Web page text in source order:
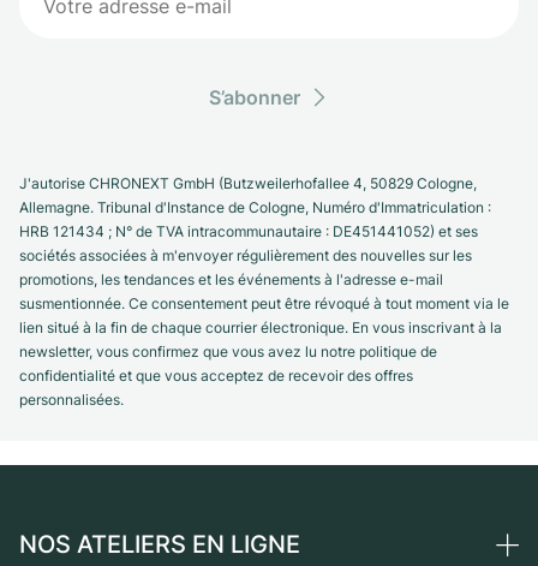
S’abonner
J'autorise CHRONEXT GmbH (Butzweilerhofallee 4, 50829 Cologne,
Allemagne. Tribunal d'Instance de Cologne, Numéro d'Immatriculation :
HRB 121434 ; N° de TVA intracommunautaire : DE451441052) et ses
sociétés associées à m'envoyer régulièrement des nouvelles sur les
promotions, les tendances et les événements à l'adresse e-mail
susmentionnée. Ce consentement peut être révoqué à tout moment via le
lien situé à la fin de chaque courrier électronique. En vous inscrivant à la
newsletter, vous confirmez que vous avez lu notre politique de
confidentialité et que vous acceptez de recevoir des offres
personnalisées.
NOS ATELIERS EN LIGNE